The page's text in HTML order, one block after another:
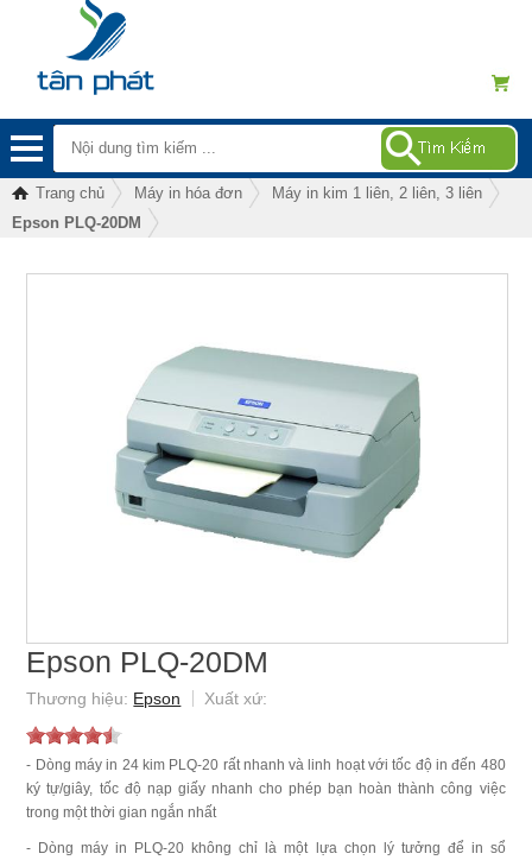
Trang chủ Máy in hóa đơn
Máy in kim 1 liên, 2 liên, 3 liên
Epson PLQ-20DM
Epson PLQ-20DM
Epson
- Dòng máy in 24 kim PLQ-20 rất nhanh và linh hoạt với tốc độ in đến 480
ký tự/giây, tốc độ nạp giấy nhanh cho phép bạn hoàn thành công việc
trong một thời gian ngắn nhất
- Dòng máy in PLQ-20 không chỉ là một lựa chọn lý tưởng để in sổ